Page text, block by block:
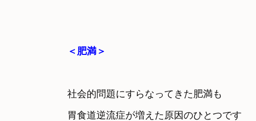
＜肥満＞
社会的問題にすらなってきた肥満も
胃食道逆流症が増えた原因のひとつです